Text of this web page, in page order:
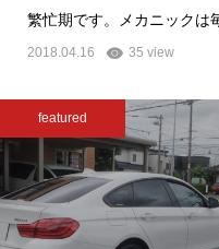
繁忙期です。メカニックは
2018.04.16 35 view
featured